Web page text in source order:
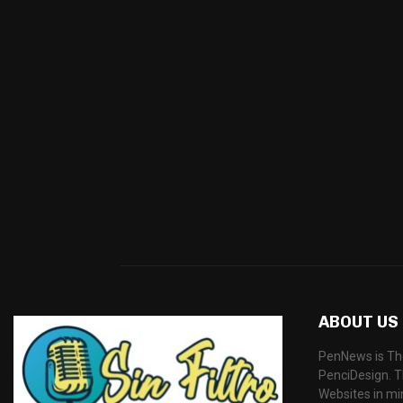
ABOUT US
PenNews is
PenciDesign.
Websites in